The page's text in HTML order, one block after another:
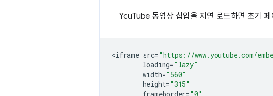
YouTube 동영상 삽입을 지연 로드하면 초기
<iframe src="https://www.youtube.com/
loading="lazy"
width="560"
height="315"
frameborder="0"